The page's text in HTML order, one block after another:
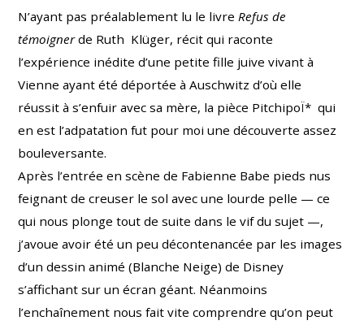
N’ayant pas préalablement lu le livre Refus de
témoignerde Ruth Klüger, récit qui raconte
l’expérience inédite d’une petite fille juive vivant à
Vienne ayant été déportée à Auschwitz d’où elle
réussit à s’enfuir avec sa mère, la pièce PitchipoÏ* qui
en est l’adpatation fut pour moi une découverte assez
bouleversante.
Après l’entrée en scène de Fabienne Babe pieds nus
feignant de creuser le sol avec une lourde pelle — ce
qui nous plonge tout de suite dans le vif du sujet —,
j’avoue avoir été un peu décontenancée par les images
d’un dessin animé (Blanche Neige) de Disney
s’affichant sur un écran géant. Néanmoins
l’enchaînement nous fait vite comprendre qu’on peut